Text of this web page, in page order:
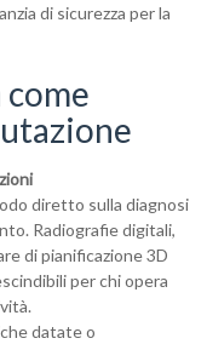
di sicurezza per la
diretto sulla diagnosi
Radiografie digitali,
di pianificazione 3D
per chi opera
datate o